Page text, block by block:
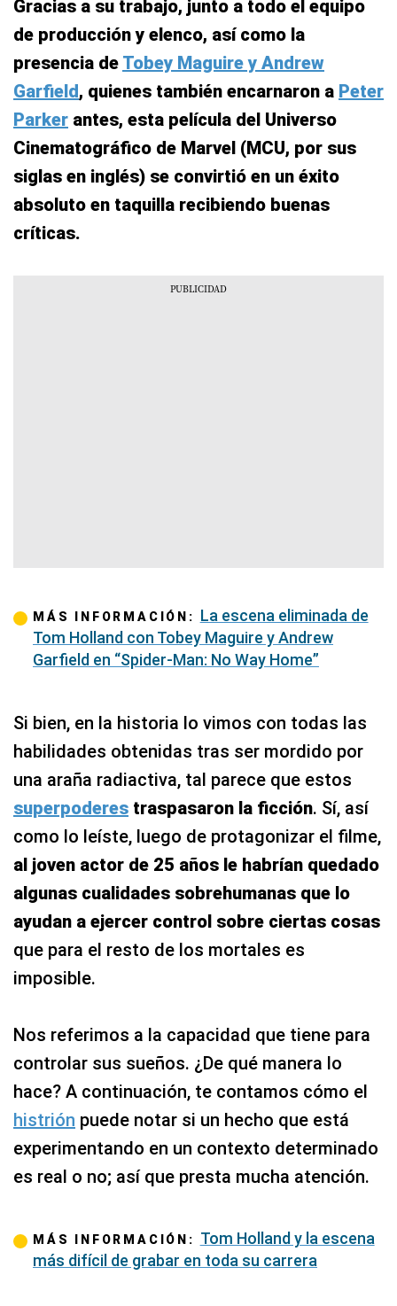
Gracias a su trabajo, junto a todo el equipo
de producción y elenco, así como la
presencia de Tobey Maguire y Andrew
Garfield, quienes también encarnaron a Peter
Parker antes, esta película del Universo
Cinematográfico de Marvel (MCU, por sus
siglas en inglés) se convirtió en un éxito
absoluto en taquilla recibiendo buenas
críticas.
MÁS INFORMACIÓN: La escena eliminada de
Tom Holland con Tobey Maguire y Andrew
Garfield en “Spider-Man: No Way Home”
Si bien, en la historia lo vimos con todas las
habilidades obtenidas tras ser mordido por
una araña radiactiva, tal parece que estos
superpoderes traspasaron la ficción. Sí, así
como lo leíste, luego de protagonizar el filme,
al joven actor de 25 años le habrían quedado
algunas cualidades sobrehumanas que lo
ayudan a ejercer control sobre ciertas cosas
que para el resto de los mortales es
imposible.
Nos referimos a la capacidad que tiene para
controlar sus sueños. ¿De qué manera lo
hace? A continuación, te contamos cómo el
histrión puede notar si un hecho que está
experimentando en un contexto determinado
es real o no; así que presta mucha atención.
MÁS INFORMACIÓN: Tom Holland y la escena
más difícil de grabar en toda su carrera